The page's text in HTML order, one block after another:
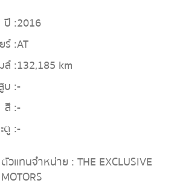
ปี :2016
ร์ :AT
ล์ :132,185 km
บ :-
สี :-
ตู :-
ตัวแทนจำหน่าย : THE EXCLUSIVE
MOTORS